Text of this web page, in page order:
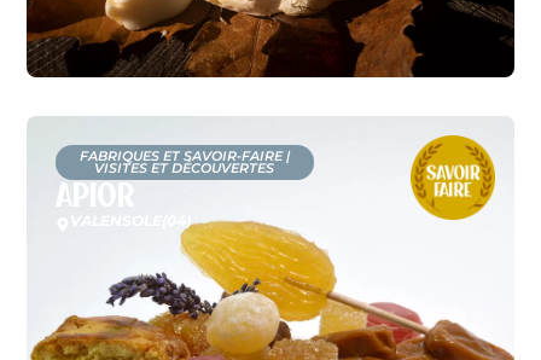
FABRIQUES ET SAVOIR-FAIRE|
VISITES ET DÉCOUVERTES
Apior
(04)